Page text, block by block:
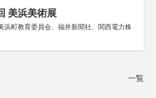
美浜美術展
浜町教育委員会、福井新聞社、関西電力株
一覧